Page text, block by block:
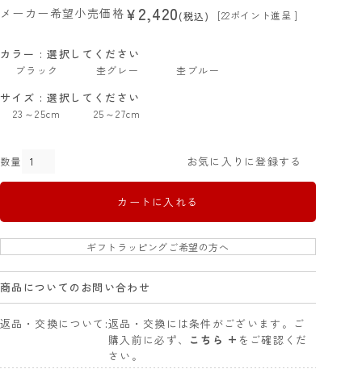
メーカー希望小売価格 ¥2,420 税込 [22ポイント進呈 ]
サイズ 選択してください
23～25cm 25～27cm
カラー 選択してください
ブラック 杢グレー 杢ブルー
お気に入りに登録する
カートに入れる
ギフトラッピングご希望の方へ
商品についてのお問い合わせ
返品・交換について 返品・交換には条件がございます。ご
購入前に必ず、 こちら + をご確認くだ
さい。